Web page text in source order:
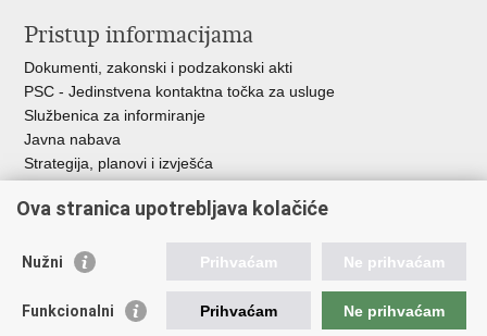
Pristup informacijama
Dokumenti, zakonski i podzakonski akti
PSC - Jedinstvena kontaktna točka za usluge
Službenica za informiranje
Javna nabava
Strategija, planovi i izvješća
Korisne poveznice
Vlada RH
Ova stranica upotrebljava kolačiće
Nužni Prihvaćam Ne prihvaćam
Funkcionalni Prihvaćam Ne prihvaćam